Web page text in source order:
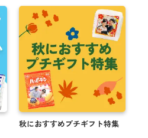
秋におすすめプチギフト特集